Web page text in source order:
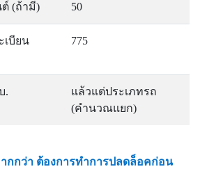
(ถ้ามี) 50
เบียน
775
.
แล้วแต่ประเภทรถ
(คำนวณแยก)
กกว่า ต้องการทำการปลดล็อคก่อน